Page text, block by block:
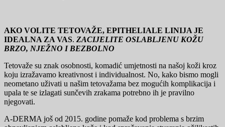
AKO VOLITE TETOVAŽE, EPITHELIALE LINIJA JE
IDEALNA ZA VAS. ZACIJELITE OSLABLJENU KOŽU
BRZO, NJEŽNO I BEZBOLNO
Tetovaže su znak osobnosti, komadić umjetnosti na našoj koži kroz
koju izražavamo kreativnost i individualnost. No, kako bismo mogli
neometano uživati u našim tetovažama bez mogućih komplikacija i
upala te se izlagati sunčevih zrakama potrebno ih je pravilno
njegovati.
A-DERMA još od 2015. godine pomaže kod problema s brzim